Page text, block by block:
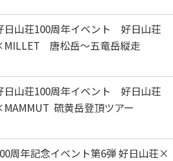
日山荘100周年イベント 好日山荘
唐松岳～五竜岳縦走
日山荘100周年イベント 好日山荘
硫黄岳登頂ツアー
周年記念イベント第6弾 好日山荘×